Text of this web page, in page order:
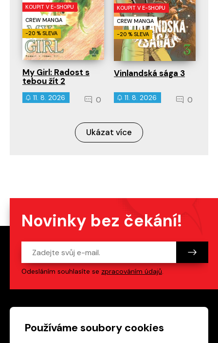
Používáme soubory cookies
KOUPIT V E-SHOPU
CREW MANGA
-20 % SLEVA
My Girl: Radost s
tebou žít 2
11. 8. 2026 0
KOUPIT V E-SHOPU
CREW MANGA
-20 % SLEVA
Vinlandská sága 3
11. 8. 2026 0
Ukázat více
Novinky bez čekání!
Odesláním souhlasíte se zpracováním údajů.
Patička webu Odkazy na sociální